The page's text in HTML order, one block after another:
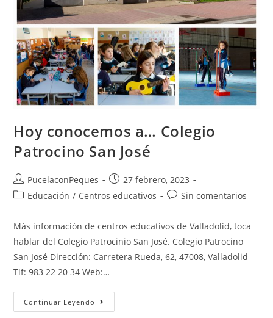
Hoy conocemos a… Colegio
Patrocino San José
PucelaconPeques
27 febrero, 2023
Educación / Centros educativos Sin comentarios
Más información de centros educativos de Valladolid, toca
hablar del Colegio Patrocinio San José. Colegio Patrocino
San José Dirección: Carretera Rueda, 62, 47008, Valladolid
Tlf: 983 22 20 34 Web:…
Continuar Leyendo